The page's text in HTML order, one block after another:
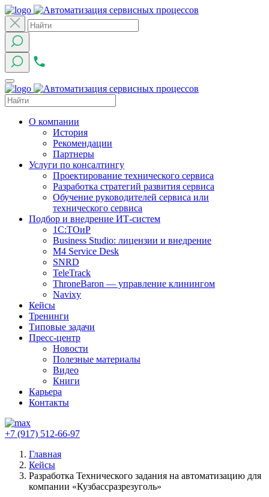
О компании
История
Рекомендации
Партнеры
Услуги по консалтингу
Проектирование технического сервиса
Разработка стратегий развития сервиса
Обучение руководителей сервиса или
технического сервиса
Подбор и внедрение ИТ-систем
1C:ТОиР
Business Studio: лицензии и внедрение
M4 Service Desk
SNRD
TeleTrack
ThroneBaron — управление клинингом
Navixy
Кейсы
Тренинги
Типовые задачи
Пресс-центр
Новости
Полезные материалы
Видео
Книги
Карьера
Контакты
+7 (917) 512-66-97
Главная
Кейсы
Разработка Технического задания на автоматизацию для
компании «Кузбассразрезуголь»